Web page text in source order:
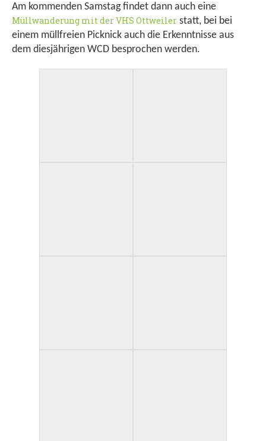
Am kommenden Samstag findet dann auch eine
Müllwanderung mit der VHS Ottweiler statt, bei bei
einem müllfreien Picknick auch die Erkenntnisse aus
dem diesjährigen WCD besprochen werden.